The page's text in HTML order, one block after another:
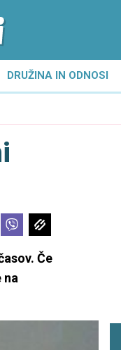
DRUŽINA IN ODNOSI
Če
na